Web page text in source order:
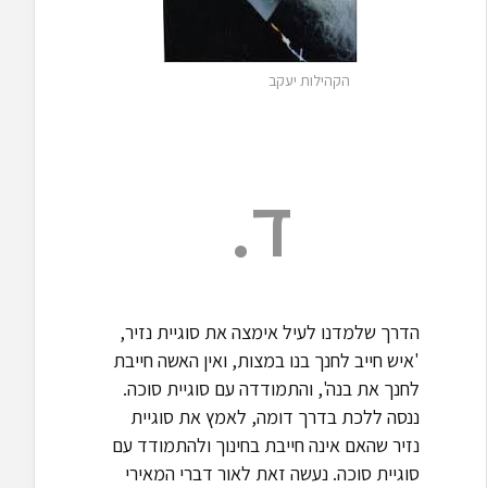
הקהילות יעקב
ד.
הדרך שלמדנו לעיל אימצה את סוגיית נזיר,
'איש חייב לחנך בנו במצות, ואין האשה חייבת
לחנך את בנה', והתמודדה עם סוגיית סוכה.
ננסה ללכת בדרך דומה, לאמץ את סוגיית
נזיר שהאם אינה חייבת בחינוך ולהתמודד עם
סוגיית סוכה. נעשה זאת לאור דברי המאירי